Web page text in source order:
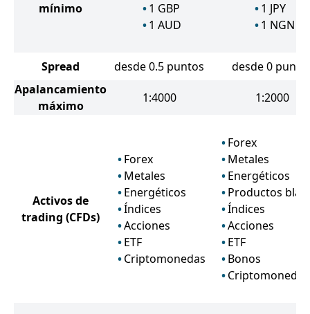
mínimo
1 GBP
1 AUD
1 JPY
1 NGN
Spread desde 0.5 puntos
desde 0
Apalancamiento
máximo
1:4000 1:2000
Activos de
trading (CFDs)
Forex
Metales
Energéticos
Índices
Acciones
ETF
Criptomonedas
Forex
Metales
Energéticos
Productos
Índices
Acciones
ETF
Bonos
Criptomonedas